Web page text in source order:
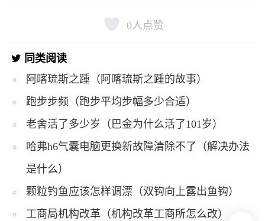
0人点赞
同类阅读
阿喀琉斯之踵（阿喀琉斯之踵的故事）
跑步步频（跑步平均步幅多少合适）
老舍活了多少岁（巴金为什么活了101岁）
哈弗h6气囊电脑更换新故障清除不了（解决办法
是什么）
颗粒钓鱼应该怎样调漂（双钩向上露出鱼钩）
工商局机构改革（机构改革工商所怎么改）